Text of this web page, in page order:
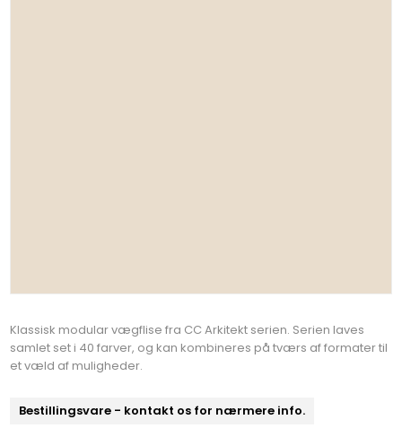
Klassisk modular vægflise fra CC Arkitekt serien. Serien laves
samlet set i 40 farver, og kan kombineres på tværs af formater til
et væld af muligheder.
Bestillingsvare - kontakt os for nærmere info.